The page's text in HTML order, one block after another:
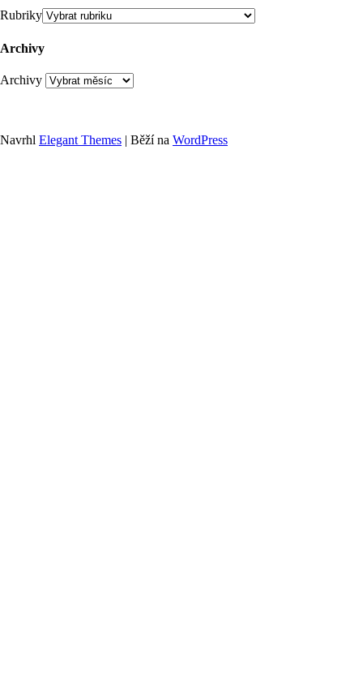
Rubriky
Archivy
Archivy
Navrhl Elegant Themes | Běží na WordPress